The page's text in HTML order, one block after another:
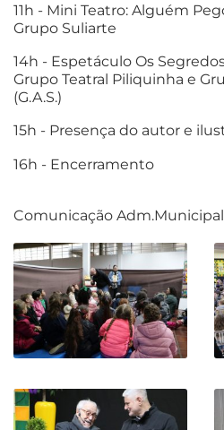
11h - Mini Teatro: Alguém
Grupo Suliarte
14h - Espetáculo Os
Grupo Teatral Piliquinha e
(G.A.S.)
15h - Presença do autor e
16h - Encerramento
Comunicação Adm.Municipal